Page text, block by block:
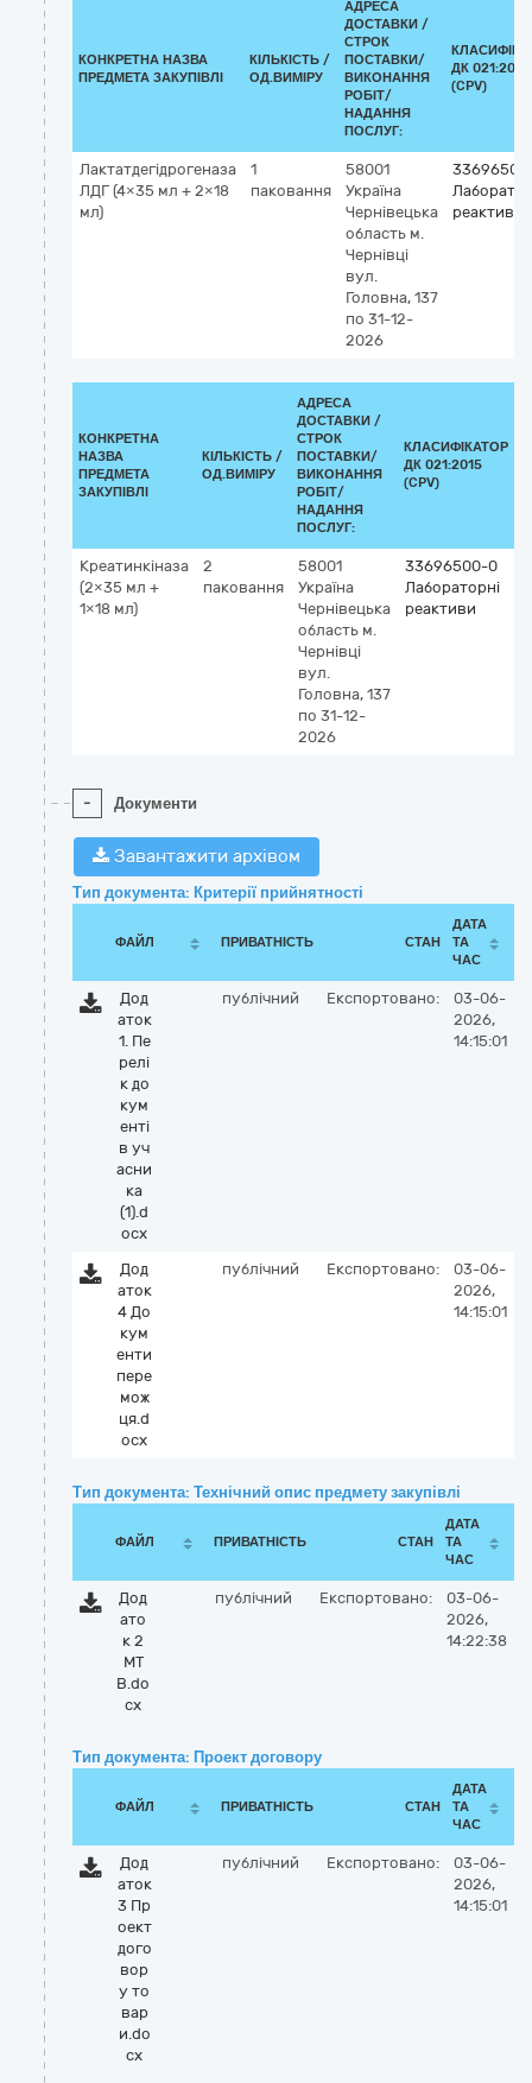
КОНКРЕТНА НАЗВА
ПРЕДМЕТА ЗАКУПІВЛІ
КІЛЬКІСТЬ /
ОД.ВИМІРУ
АДРЕСА
ДОСТАВКИ /
СТРОК
ПОСТАВКИ/
ВИКОНАННЯ
РОБІТ/
НАДАННЯ
ПОСЛУГ:
ДК 021:2015
(CPV)
Лактатдегідрогеназа
ЛДГ (4×35 мл + 2×18
мл)
1
паковання
58001
Україна
Чернівецька
область м.
Чернівці
вул.
Головна, 137
по 31-12-
2026
реактиви
КОНКРЕТНА
НАЗВА
ПРЕДМЕТА
ЗАКУПІВЛІ
КІЛЬКІСТЬ /
ОД.ВИМІРУ
АДРЕСА
ДОСТАВКИ /
СТРОК
ПОСТАВКИ/
ВИКОНАННЯ
РОБІТ/
НАДАННЯ
ПОСЛУГ:
КЛАСИФІКАТОР
ДК 021:2015
(CPV)
Креатинкіназа
(2×35 мл +
1×18 мл)
2
паковання
58001
Україна
Чернівецька
область м.
Чернівці
вул.
Головна, 137
по 31-12-
2026
33696500-0
Лабораторні
реактиви
- Документи
Завантажити архівом
Тип документа: Критерії прийнятності
ФАЙЛ ПРИВАТНІСТЬ СТАН
ДАТА
ТА
ЧАС
Дод
аток
1. Пе
релі
к до
кум
енті
в уч
асни
ка
(1).d
ocx
публічний Експортовано:
03-06-
2026,
14:15:01
Дод
аток
4 До
кум
енти
пере
мож
ця.d
ocx
публічний Експортовано:
03-06-
2026,
14:15:01
Тип документа: Технічний опис предмету закупівлі
ФАЙЛ ПРИВАТНІСТЬ СТАН
ДАТА
ТА
ЧАС
Дод
ато
к 2
МТ
В.do
cx
публічний Експортовано:
03-06-
2026,
14:22:38
Тип документа: Проект договору
ФАЙЛ ПРИВАТНІСТЬ СТАН
ДАТА
ТА
ЧАС
Дод
аток
3 Пр
оект
дого
вор
у то
вар
и.do
cx
публічний Експортовано:
03-06-
2026,
14:15:01